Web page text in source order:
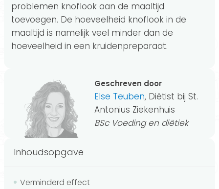
problemen knoflook aan de maaltijd
toevoegen. De hoeveelheid knoflook in de
maaltijd is namelijk veel minder dan de
hoeveelheid in een kruidenpreparaat.
Geschreven door
Else Teuben, Diëtist bij St.
Antonius Ziekenhuis
BSc Voeding en diëtiek
Inhoudsopgave
Verminderd effect